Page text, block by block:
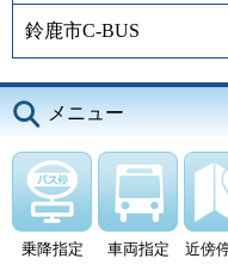
鈴鹿市C-BUS
メニュー
乗降指定 車両指定 近傍